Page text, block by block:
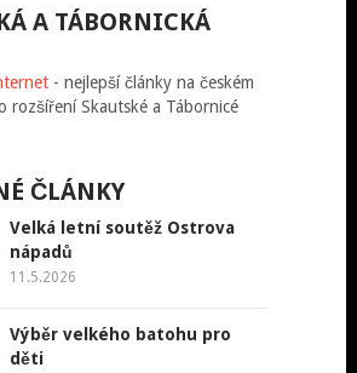
A TÁBORNICKÁ
- nejlepší články na českém
rozšíření Skautské a Tábornicé
ČLÁNKY
Velká letní soutěž Ostrova
nápadů
11.5.2026
Výběr velkého batohu pro
děti